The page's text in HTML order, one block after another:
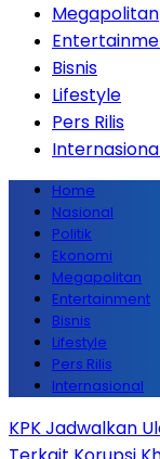
Megapolitan
Bisnis
Lifestyle
Pers Rilis
Home
Nasional
Politik
Ekonomi
Megapolitan
Entertainment
Bisnis
Lifestyle
Pers Rilis
Internasional
KPK Jadwalkan